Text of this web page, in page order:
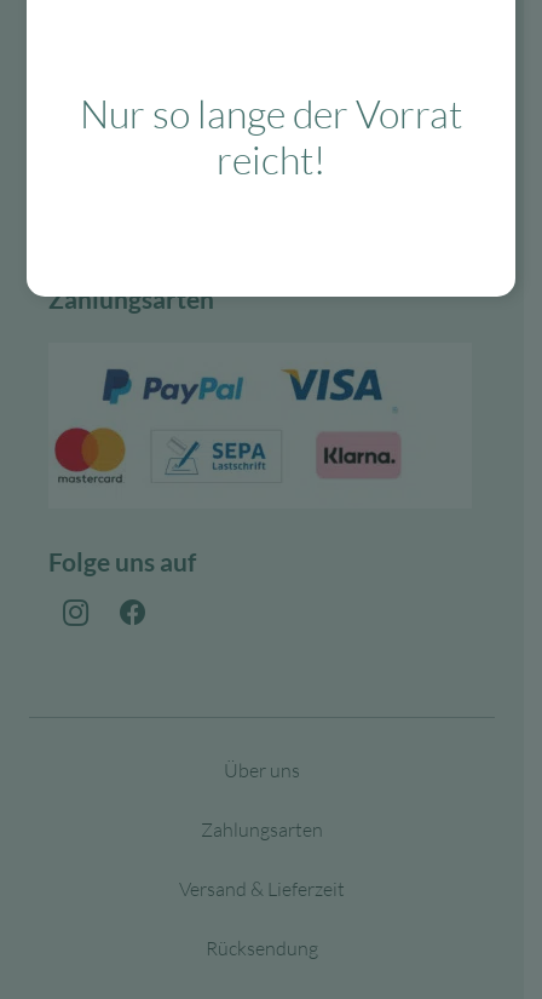
30-tägiges Rückgaberecht
Kauf auf Rechnung
Zahlungsarten
Folge uns auf
Über uns
Zahlungsarten
Versand & Lieferzeit
Rücksendung
Nur so lange der Vorrat
reicht!